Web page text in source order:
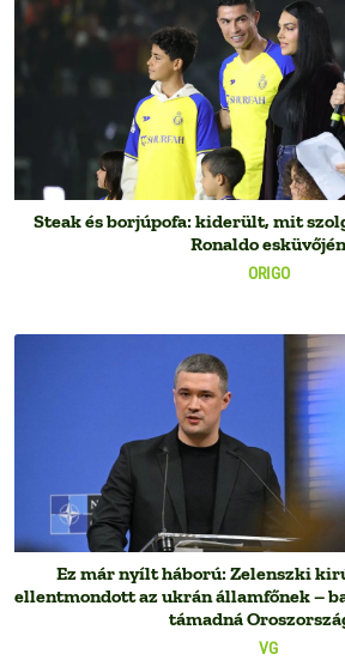
ORIGO
Steak és borjúpofa: kiderült, mit
Ronaldo esküvőjén
VG
Ez már nyílt háború: Zelenszki
ellentmondott az ukrán államfőnek –
támadná